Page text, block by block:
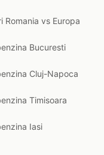
Romania vs Europa
Bucuresti
Cluj-Napoca
Timisoara
Iasi